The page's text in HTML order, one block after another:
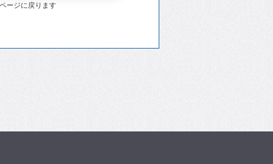
ージに戻ります